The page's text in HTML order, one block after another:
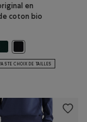
bio: MÉLANGE
bio: MÉLANGE
en
coton bio
CHOIX DE TAILLES